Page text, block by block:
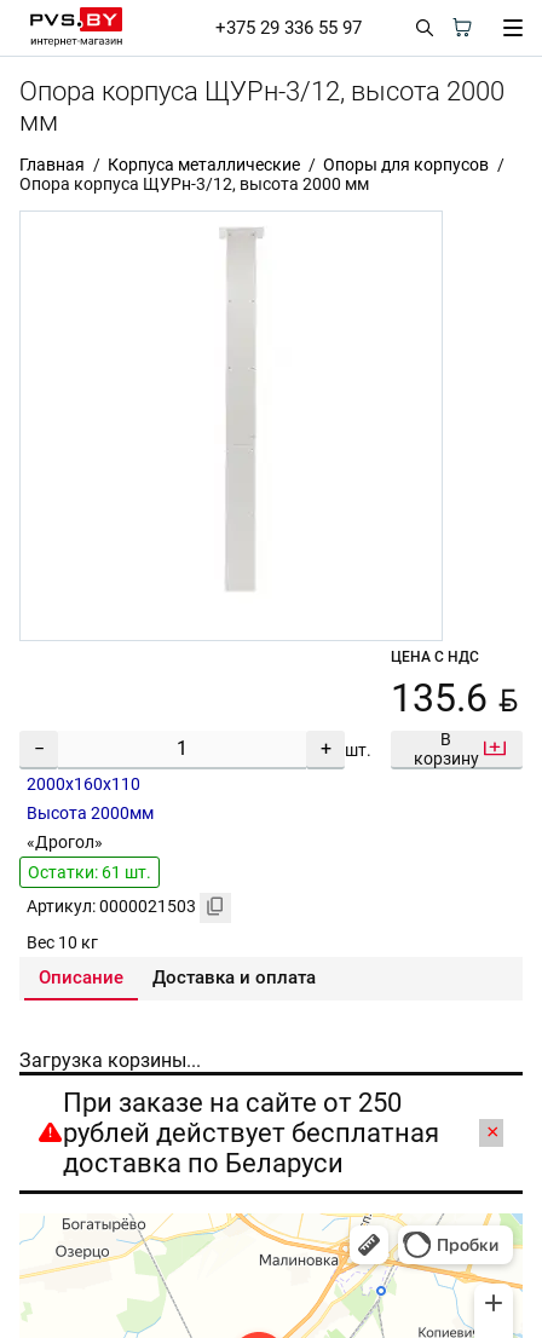
+375 29 336 55 97
Опора корпуса ЩУРн-3/12, высота 2000
мм
Главная Корпуса металлические
Опоры для корпусов
Опора корпуса ЩУРн-3/12, высота 2000 мм
− + шт.
ЦЕНА С НДС
135.6 BYN
В
корзину
2000х160х110
Высота 2000мм
«Дрогол»
Остатки: 61 шт.
Артикул: 0000021503
Вес 10 кг
Описание Доставка и оплата
Загрузка корзины...
При заказе на сайте от 250
рублей действует бесплатная
доставка по Беларуси
×